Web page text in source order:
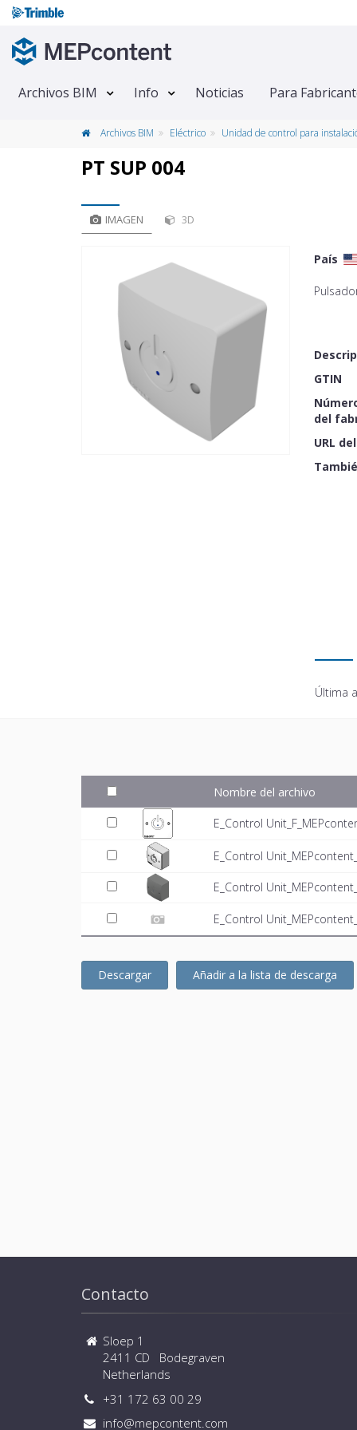
Archivos BIM Info Noticias Para
Archivos BIM Eléctrico Unidad de control para
PT SUP 004
IMAGEN 3D
País
GTIN
del
URL
Última
Nombre del archivo
E_Control
E_Control
E_Control
E_Control
Descargar Añadir a la lista de descarga
Contacto
Sloep 1
2411 CD Bodegraven
Netherlands
+31 172 63 00 29
info@mepcontent.com